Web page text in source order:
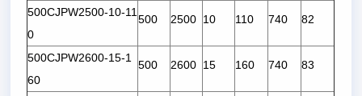
500CJPW2500-10-11
0
500 2500 10 110 740 82
500CJPW2600-15-1
60
500 2600 15 160 740 83